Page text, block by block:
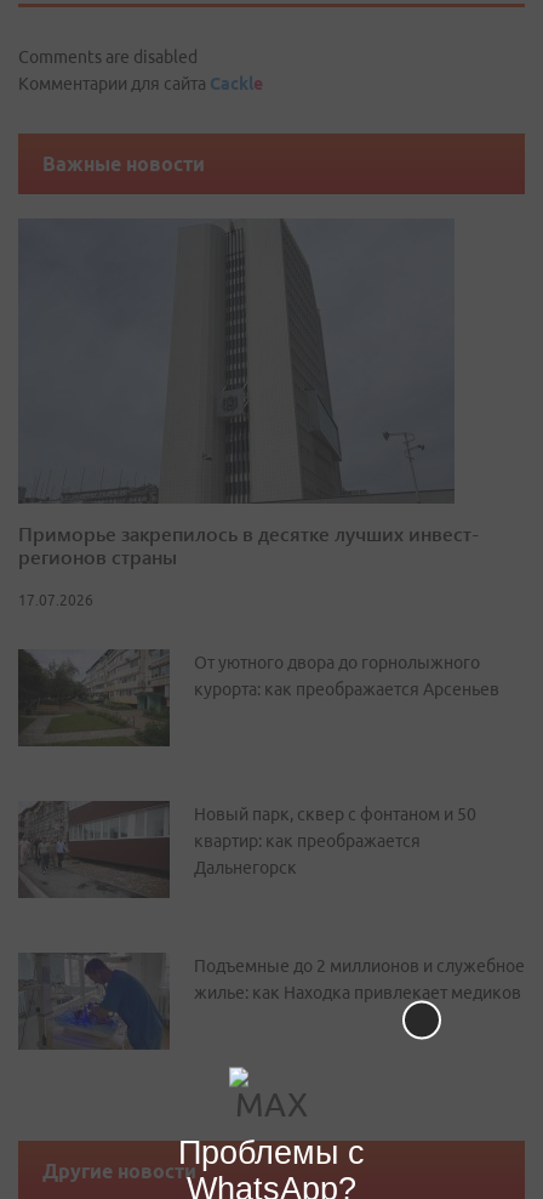
Comments are disabled
Комментарии для сайта Cackle
Важные новости
Приморье закрепилось в десятке лучших инвест-
регионов страны
17.07.2026
От уютного двора до горнолыжного
курорта: как преображается Арсеньев
Новый парк, сквер с фонтаном и 50
квартир: как преображается
Дальнегорск
Подъемные до 2 миллионов и служебное
жилье: как Находка привлекает медиков
Другие новости
Проблемы с
WhatsApp?